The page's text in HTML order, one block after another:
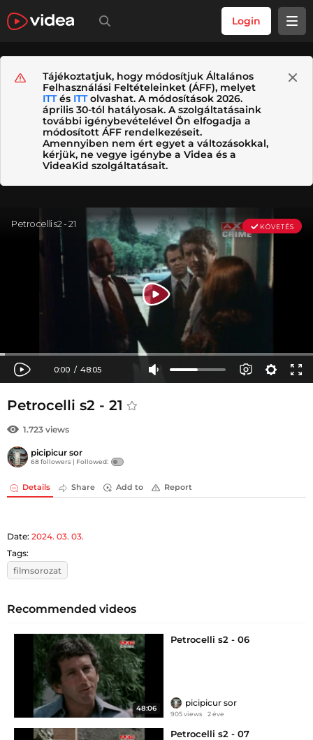
Login
Tájékoztatjuk, hogy módosítjuk Általános
Felhasználási Feltételeinket (ÁFF), melyet
ITTés ITTolvashat. A módosítások 2026.
április 30-tól hatályosak. A szolgáltatásaink
további igénybevételével Ön elfogadja a
módosított ÁFF rendelkezéseit.
Amennyiben nem ért egyet a változásokkal,
kérjük, ne vegye igénybe a Videa és a
VideaKid szolgáltatásait.
Petrocelli s2 - 21
1.723 views
picipicur sor
68 followers | Followed:
Details Share Add to Report
Date: 2024. 03. 03.
Tags:
filmsorozat
Recommended videos
48:06
Petrocelli s2 - 06
picipicur sor
905 views 2 éve
Petrocelli s2 - 07